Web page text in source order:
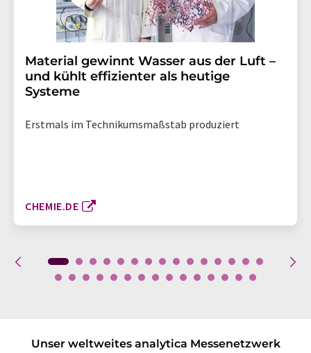
Material gewinnt Wasser aus der Luft –
und kühlt effizienter als heutige
Systeme
Erstmals im Technikumsmaßstab produziert
CHEMIE.DE
Unser weltweites analytica Messenetzwerk